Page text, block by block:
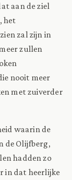
aan de ziel
het
zal zijn in
zullen
nooit meer
met zuiverder
waarin de
de Olijfberg,
hadden zo
in dat heerlijke